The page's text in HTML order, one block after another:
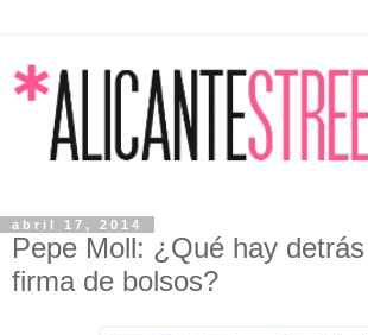
abril 17, 2014
Pepe Moll: ¿Qué hay
firma de bolsos?